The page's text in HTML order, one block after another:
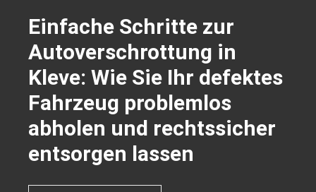
Einfache Schritte zur
Autoverschrottung in
Kleve: Wie Sie Ihr defektes
Fahrzeug problemlos
abholen und rechtssicher
entsorgen lassen